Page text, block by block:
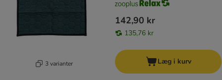
3 varianter
142,90 kr
135,76 kr
Læg i kurv